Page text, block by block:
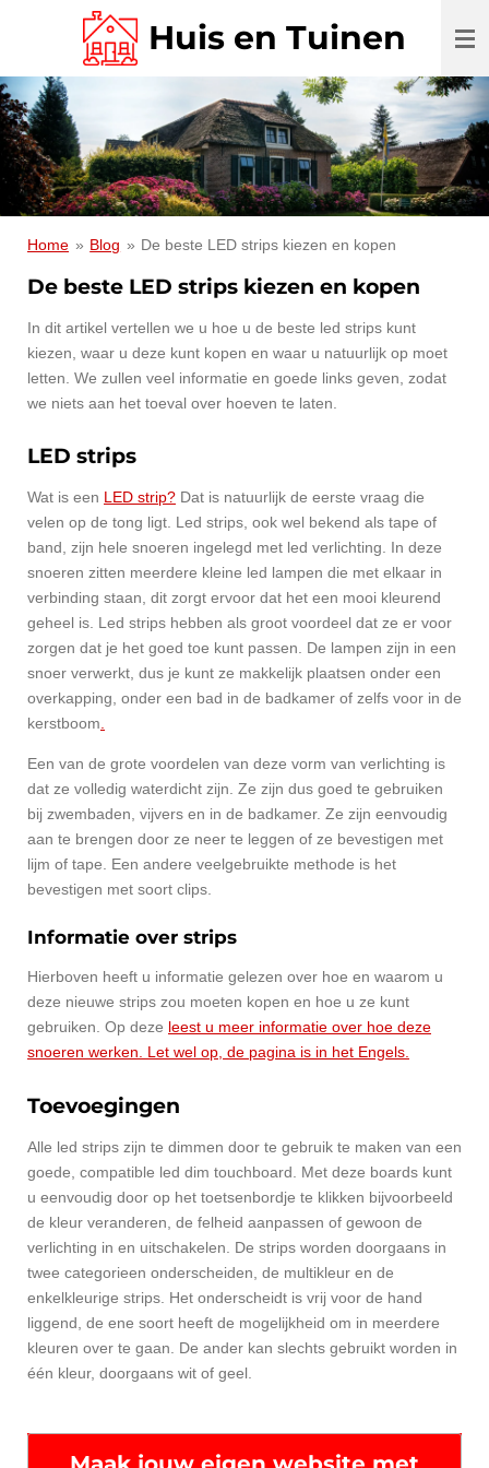
de
hoofdinhoud
Huis en Tuinen
Home » Blog » De beste LED strips kiezen en kopen
De beste LED strips kiezen en kopen
In dit artikel vertellen we u hoe u de beste led strips kunt
kiezen, waar u deze kunt kopen en waar u natuurlijk op moet
letten. We zullen veel informatie en goede links geven, zodat
we niets aan het toeval over hoeven te laten.
LED strips
Wat is een LED strip? Dat is natuurlijk de eerste vraag die
velen op de tong ligt. Led strips, ook wel bekend als tape of
band, zijn hele snoeren ingelegd met led verlichting. In deze
snoeren zitten meerdere kleine led lampen die met elkaar in
verbinding staan, dit zorgt ervoor dat het een mooi kleurend
geheel is. Led strips hebben als groot voordeel dat ze er voor
zorgen dat je het goed toe kunt passen. De lampen zijn in een
snoer verwerkt, dus je kunt ze makkelijk plaatsen onder een
overkapping, onder een bad in de badkamer of zelfs voor in de
kerstboom.
Een van de grote voordelen van deze vorm van verlichting is
dat ze volledig waterdicht zijn. Ze zijn dus goed te gebruiken
bij zwembaden, vijvers en in de badkamer. Ze zijn eenvoudig
aan te brengen door ze neer te leggen of ze bevestigen met
lijm of tape. Een andere veelgebruikte methode is het
bevestigen met soort clips.
Informatie over strips
Hierboven heeft u informatie gelezen over hoe en waarom u
deze nieuwe strips zou moeten kopen en hoe u ze kunt
gebruiken. Op deze leest u meer informatie over hoe deze
snoeren werken. Let wel op, de pagina is in het Engels.
Toevoegingen
Alle led strips zijn te dimmen door te gebruik te maken van een
goede, compatible led dim touchboard. Met deze boards kunt
u eenvoudig door op het toetsenbordje te klikken bijvoorbeeld
de kleur veranderen, de felheid aanpassen of gewoon de
verlichting in en uitschakelen. De strips worden doorgaans in
twee categorieen onderscheiden, de multikleur en de
enkelkleurige strips. Het onderscheidt is vrij voor de hand
liggend, de ene soort heeft de mogelijkheid om in meerdere
kleuren over te gaan. De ander kan slechts gebruikt worden in
één kleur, doorgaans wit of geel.